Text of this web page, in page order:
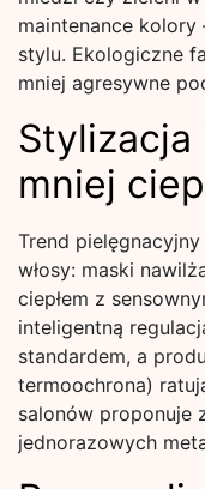
maintenance
stylu. Ekologiczne
mniej agresywne
Stylizacja
mniej
Trend
włosy: maski
ciepłem z
inteligentną
standardem, a
termoochrona)
salonów proponuje
jednorazowych